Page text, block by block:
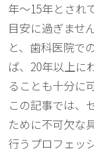
年〜15年とされ
目安に過ぎませ
と、歯科医院で
ば、20年以上に
ることも十分に
この記事では、
ために不可欠な
行うプロフェッ